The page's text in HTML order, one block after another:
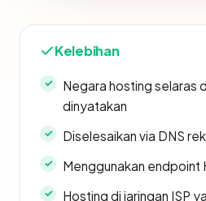
Kelebihan
Negara hosting selaras
dinyatakan
Diselesaikan via DNS
Menggunakan endpoint
Hosting di jaringan ISP